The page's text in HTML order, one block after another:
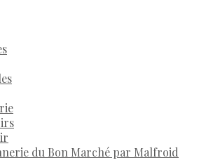
du Bon Marché par Malfroid